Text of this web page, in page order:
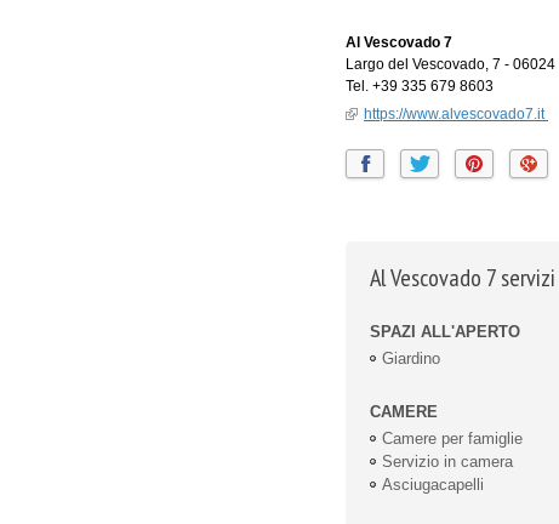
Al Vescovado 7
Largo del Vescovado, 7 - 06024
Tel. +39 335 679 8603
https://www.alvescovado7.it
Al Vescovado 7 servizi
SPAZI ALL'APERTO
Giardino
CAMERE
Camere per famiglie
Servizio in camera
Asciugacapelli